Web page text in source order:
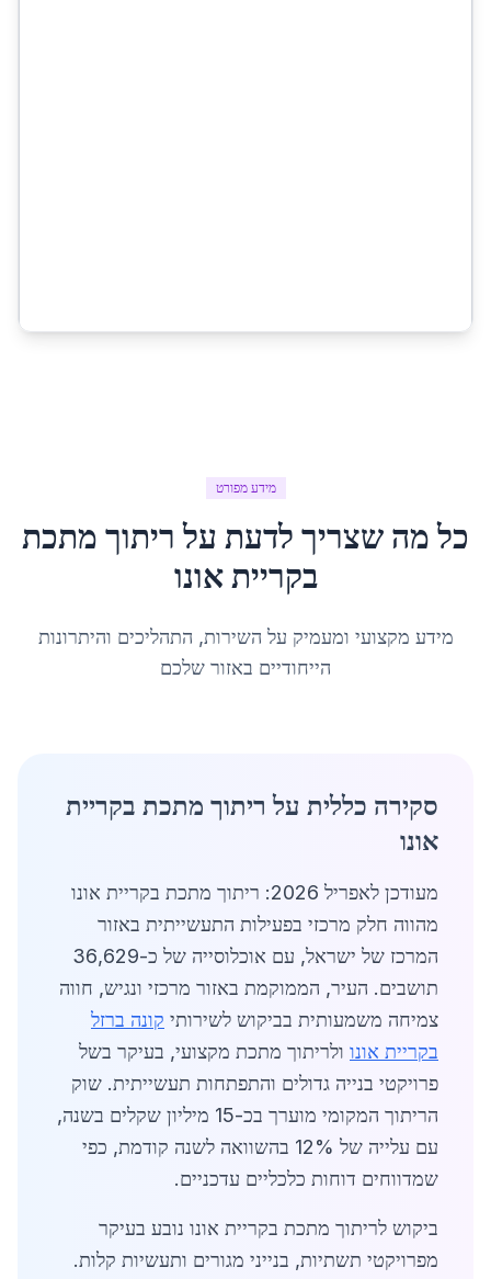
מידע מפורט
כל מה שצריך לדעת על ריתוך מתכת
בקריית אונו
מידע מקצועי ומעמיק על השירות, התהליכים והיתרונות
הייחודיים באזור שלכם
סקירה כללית על ריתוך מתכת בקריית
אונו
מעודכן לאפריל 2026: ריתוך מתכת בקריית אונו
מהווה חלק מרכזי בפעילות התעשייתית באזור
המרכז של ישראל, עם אוכלוסייה של כ-36,629
תושבים. העיר, הממוקמת באזור מרכזי ונגיש, חווה
צמיחה משמעותית בביקוש לשירותי קונה ברזל
בקריית אונו ולריתוך מתכת מקצועי, בעיקר בשל
פרויקטי בנייה גדולים והתפתחות תעשייתית. שוק
הריתוך המקומי מוערך בכ-15 מיליון שקלים בשנה,
עם עלייה של 12% בהשוואה לשנה קודמת, כפי
שמדווחים דוחות כלכליים עדכניים.
ביקוש לריתוך מתכת בקריית אונו נובע בעיקר
מפרויקטי תשתיות, בנייני מגורים ותעשיות קלות.